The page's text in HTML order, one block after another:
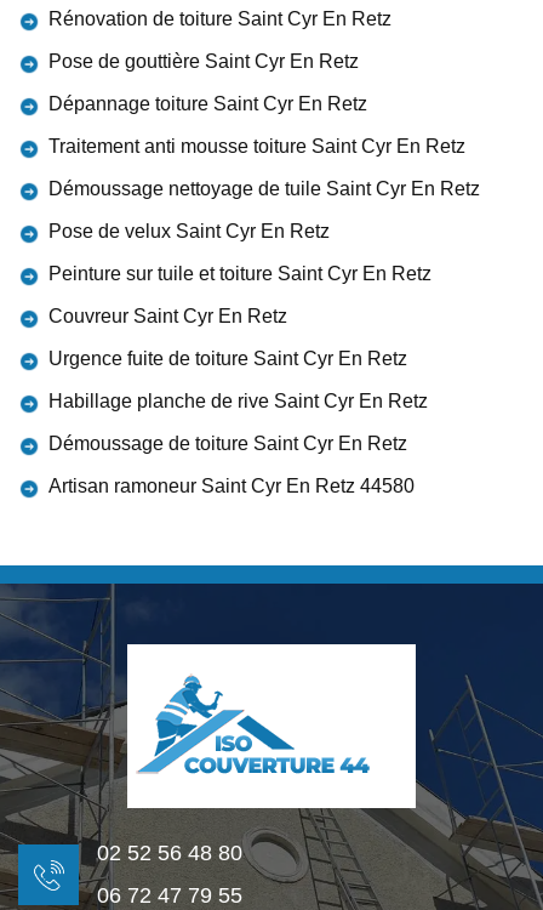
Rénovation de toiture Saint Cyr En Retz
Pose de gouttière Saint Cyr En Retz
Dépannage toiture Saint Cyr En Retz
Traitement anti mousse toiture Saint Cyr En Retz
Démoussage nettoyage de tuile Saint Cyr En Retz
Pose de velux Saint Cyr En Retz
Peinture sur tuile et toiture Saint Cyr En Retz
Couvreur Saint Cyr En Retz
Urgence fuite de toiture Saint Cyr En Retz
Habillage planche de rive Saint Cyr En Retz
Démoussage de toiture Saint Cyr En Retz
Artisan ramoneur Saint Cyr En Retz 44580
02 52 56 48 80
06 72 47 79 55